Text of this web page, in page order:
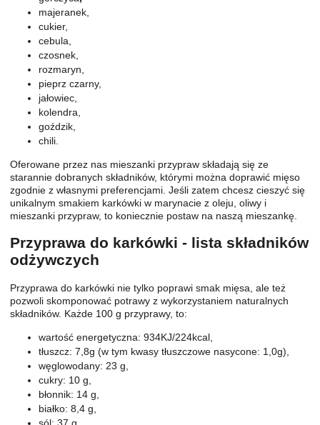
majeranek,
cukier,
cebula,
czosnek,
rozmaryn,
pieprz czarny,
jałowiec,
kolendra,
goździk,
chili.
Oferowane przez nas mieszanki przypraw składają się ze
starannie dobranych składników, którymi można doprawić mięso
zgodnie z własnymi preferencjami. Jeśli zatem chcesz cieszyć się
unikalnym smakiem karkówki w marynacie z oleju, oliwy i
mieszanki przypraw, to koniecznie postaw na naszą mieszankę.
Przyprawa do karkówki - lista składników
odżywczych
Przyprawa do karkówki nie tylko poprawi smak mięsa, ale też
pozwoli skomponować potrawy z wykorzystaniem naturalnych
składników. Każde 100 g przyprawy, to:
wartość energetyczna: 934KJ/224kcal,
tłuszcz: 7,8g (w tym kwasy tłuszczowe nasycone: 1,0g),
węglowodany: 23 g,
cukry: 10 g,
błonnik: 14 g,
białko: 8,4 g,
sól: 37 g.